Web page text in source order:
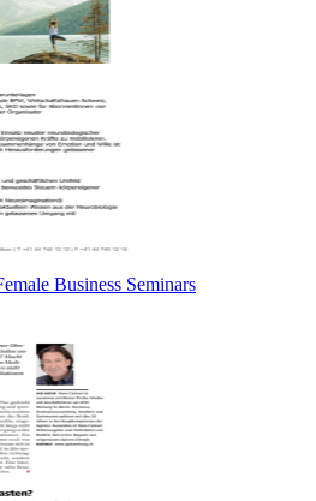
Business Seminars